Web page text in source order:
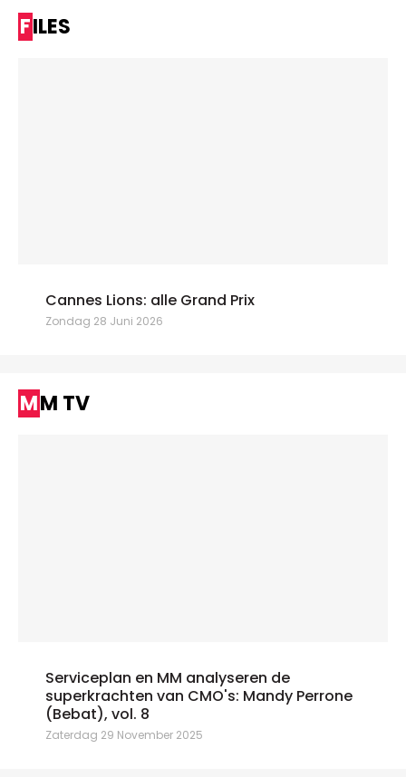
FILES
Cannes Lions: alle Grand Prix
Zondag 28 Juni 2026
MM TV
Serviceplan en MM analyseren de
superkrachten van CMO's: Mandy Perrone
(Bebat), vol. 8
Zaterdag 29 November 2025